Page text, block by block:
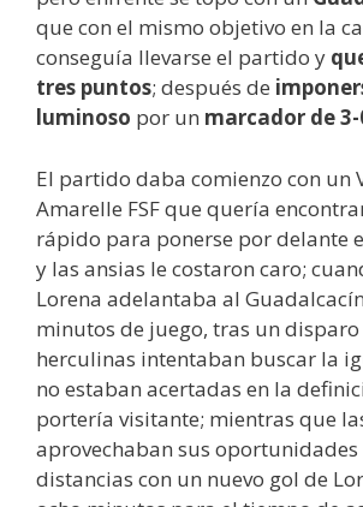
que con el mismo objetivo en la
conseguía llevarse el partido y
tres puntos; después de
luminoso por un marcador de
El partido daba comienzo con un
Amarelle FSF que quería
rápido para ponerse por delante
y las ansias le costaron caro;
Lorena adelantaba al
minutos de juego, tras un disparo
herculinas intentaban buscar la
no estaban acertadas en la
portería visitante; mientras que
aprovechaban sus
distancias con un nuevo gol de